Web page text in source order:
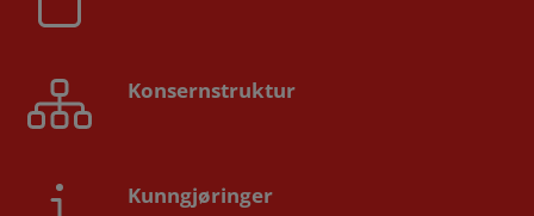
Konsernstruktur
Kunngjøringer